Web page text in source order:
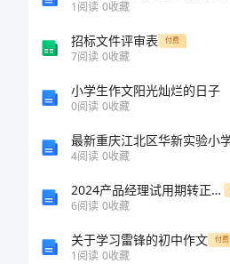
1997)
1阅读 0收藏
招标文件评审表 付费
7阅读 0收藏
小学生作文阳光灿烂的日子
0阅读 0收藏
4阅读 0收藏
2024产品经理试用期转正工作总结
6阅读 0收藏
关于学习雷锋的初中作文 付费
1阅读 0收藏